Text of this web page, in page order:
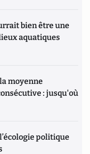
bien être une
aquatiques
moyenne
: jusqu'où
politique